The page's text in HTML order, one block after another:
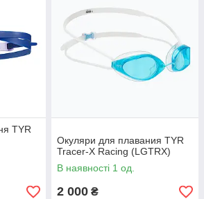
TYR
Окуляри для плавания TYR
Tracer-X Racing (LGTRX)
В наявності 1 од.
2 000 ₴